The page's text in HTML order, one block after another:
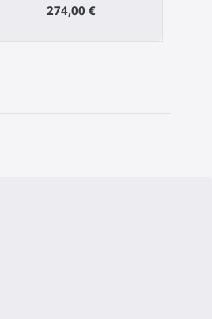
274,00 €